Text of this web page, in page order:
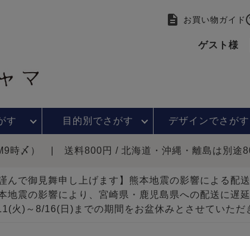
お買い物ガイド
ゲスト様
す 目的別でさがす デザインでさがす
時〆） 送料800円 / 北海道・沖縄・離島は別途
んで御見舞申し上げます】熊本地震の影響による配
地震の影響により、宮崎県・鹿児島県への配送に遅
火)～8/16(日)までの期間をお盆休みとさせていただ